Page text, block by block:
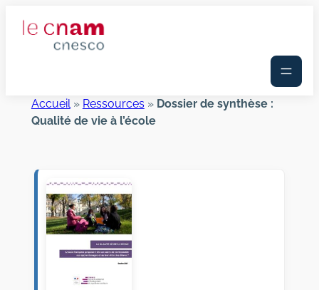
Accueil» Ressources» Dossier de synthèse :
Qualité de vie à l’école